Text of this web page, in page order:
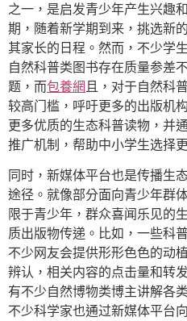
之一，是启发青少年产生兴趣
期，随着新学期到来，挑选新
其家长的日程。然而，不少学
自然科普类图书存在质量参差
题，而包養網 且，对于自然科
较高门槛，呼吁更多的出版机
更多优质的生态科普读物，并
推广机制，帮助中小学生选择
同时，新媒体平台也是传播生
途径。就像部分面向青少年群
限于青少年，群众喜闻乐见的
质出版物传递。比如，一些科
不少网友会提供形形色色的动
辨认，相关内容的点击量和转
有不少自然博物类博主讲解各
不少科学家也通过新媒体平台